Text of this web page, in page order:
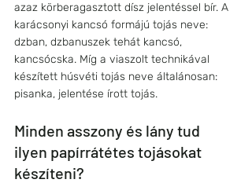
azaz körberagasztott dísz jelentéssel bír. A
karácsonyi kancsó formájú tojás neve:
dzban, dzbanuszek tehát kancsó,
kancsócska. Míg a viaszolt technikával
készített húsvéti tojás neve általánosan:
pisanka, jelentése írott tojás.
Minden asszony és lány tud
ilyen papírrátétes tojásokat
készíteni?